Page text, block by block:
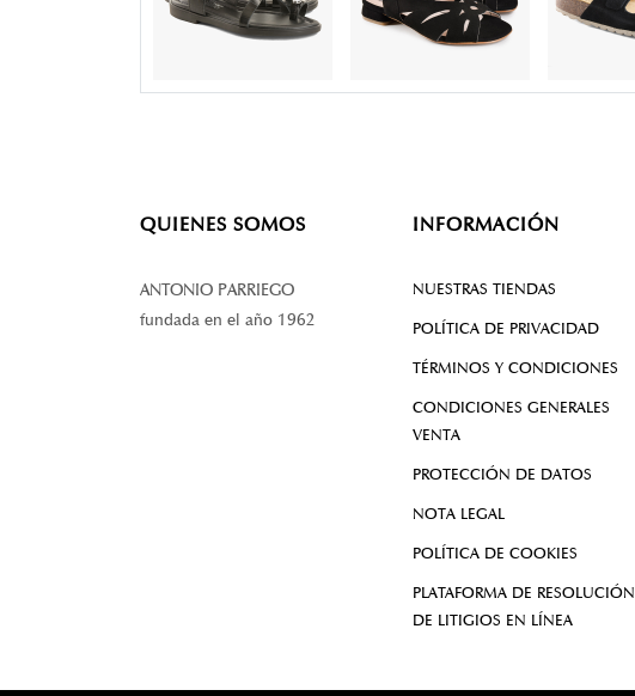
QUIENES SOMOS
ANTONIO PARRIEGO
fundada en el año 1962
INFORMACIÓN
NUESTRAS TIENDAS
POLÍTICA DE PRIVACIDAD
TÉRMINOS Y CONDICIONES
CONDICIONES GENERALES
VENTA
PROTECCIÓN DE DATOS
NOTA LEGAL
POLÍTICA DE COOKIES
PLATAFORMA DE RESOLUCIÓN
DE LITIGIOS EN LÍNEA